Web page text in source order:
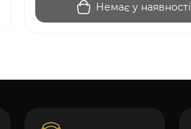
Немає у наявності